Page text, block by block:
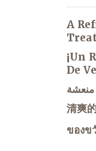
A
¡Un
De
清爽
ของข